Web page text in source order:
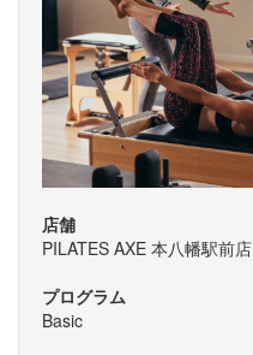
店舗
PILATES AXE 本八幡駅前店
プログラム
Basic